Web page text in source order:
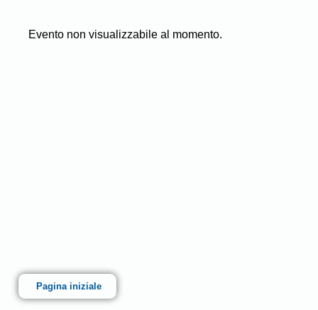
Evento non visualizzabile al momento.